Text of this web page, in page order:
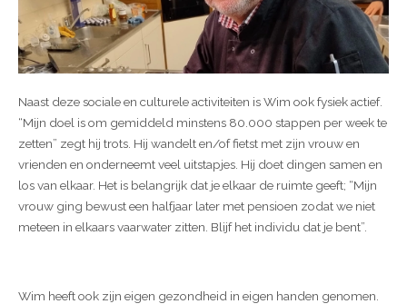
Naast deze sociale en culturele activiteiten is Wim ook fysiek actief.
“Mijn doel is om gemiddeld minstens 80.000 stappen per week te
zetten” zegt hij trots. Hij wandelt en/of fietst met zijn vrouw en
vrienden en onderneemt veel uitstapjes. Hij doet dingen samen en
los van elkaar. Het is belangrijk dat je elkaar de ruimte geeft; “Mijn
vrouw ging bewust een halfjaar later met pensioen zodat we niet
meteen in elkaars vaarwater zitten. Blijf het individu dat je bent”.
Wim heeft ook zijn eigen gezondheid in eigen handen genomen.